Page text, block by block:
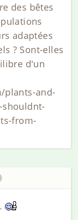
des bêtes
adaptées
? Sont-elles
d'un
plants-and-
shouldnt-
from-